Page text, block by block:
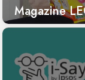
Magazine